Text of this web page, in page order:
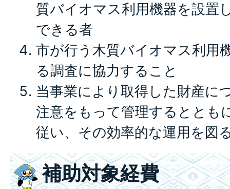
質バイオマス利用機器を設置
できる者
市が行う木質バイオマス利用
る調査に協力すること
当事業により取得した財産に
注意をもって管理するととも
従い、その効率的な運用を図
補助対象経費